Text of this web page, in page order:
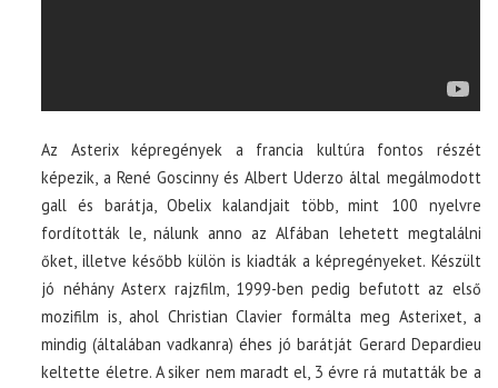
Az Asterix képregények a francia kultúra fontos részét
képezik, a René Goscinny és Albert Uderzo által megálmodott
gall és barátja, Obelix kalandjait több, mint 100 nyelvre
fordították le, nálunk anno az Alfában lehetett megtalálni
őket, illetve később külön is kiadták a képregényeket. Készült
jó néhány Asterx rajzfilm, 1999-ben pedig befutott az első
mozifilm is, ahol Christian Clavier formálta meg Asterixet, a
mindig (általában vadkanra) éhes jó barátját Gerard Depardieu
keltette életre. A siker nem maradt el, 3 évre rá mutatták be a